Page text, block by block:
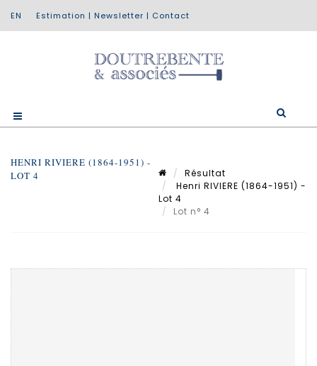
Estimation | Newsletter | Contact
HENRI RIVIERE (1864-1951) -
LOT 4
Résultat
Henri RIVIERE (1864-1951) -
Lot 4
Lot n° 4